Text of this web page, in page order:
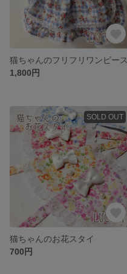
猫ちゃんのフリフリワンピース
1,800円
SOLD OUT
猫ちゃんのお花スタイ
700円